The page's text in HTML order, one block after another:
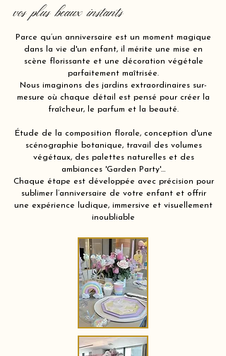
vos plus beaux instants
Parce qu’un anniversaire est un moment magique
dans la vie d'un enfant, il mérite une mise en
scène florissante et une décoration végétale
parfaitement maîtrisée.
Nous imaginons des jardins extraordinaires sur-
mesure où chaque détail est pensé pour créer la
fraîcheur, le parfum et la beauté.
Étude de la composition florale, conception d'une
scénographie botanique, travail des volumes
végétaux, des palettes naturelles et des
ambiances 'Garden Party'…
Chaque étape est développée avec précision pour
sublimer l’anniversaire de votre enfant et offrir
une expérience ludique, immersive et visuellement
inoubliable